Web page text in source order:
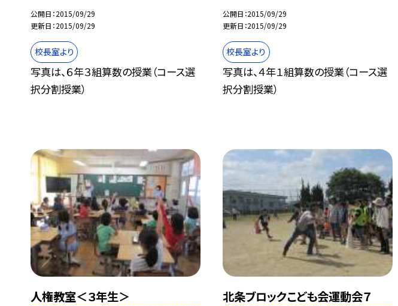
公開日 2015/09/29
更新日 2015/09/29
校長室より
写真は、６年３組算数の授業（コース選
択分割授業）
公開日 2015/09/29
更新日 2015/09/29
校長室より
写真は、４年１組算数の授業（コース選
択分割授業）
人権教室＜３年生＞ 北条ブロックこども会運動会７